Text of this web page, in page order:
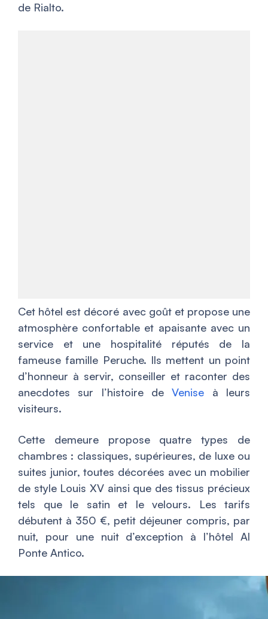
de Rialto.
Cet hôtel est décoré avec goût et propose une
atmosphère confortable et apaisante avec un
service et une hospitalité réputés de la
fameuse famille Peruche. Ils mettent un point
d’honneur à servir, conseiller et raconter des
anecdotes sur l’histoire deVenise à leurs
visiteurs.
Cette demeure propose quatre types de
chambres : classiques, supérieures, de luxe ou
suites junior, toutes décorées avec un mobilier
de style Louis XV ainsi que des tissus précieux
tels que le satin et le velours. Les tarifs
débutent à 350 €, petit déjeuner compris, par
nuit, pour une nuit d’exception à l’hôtel Al
Ponte Antico.